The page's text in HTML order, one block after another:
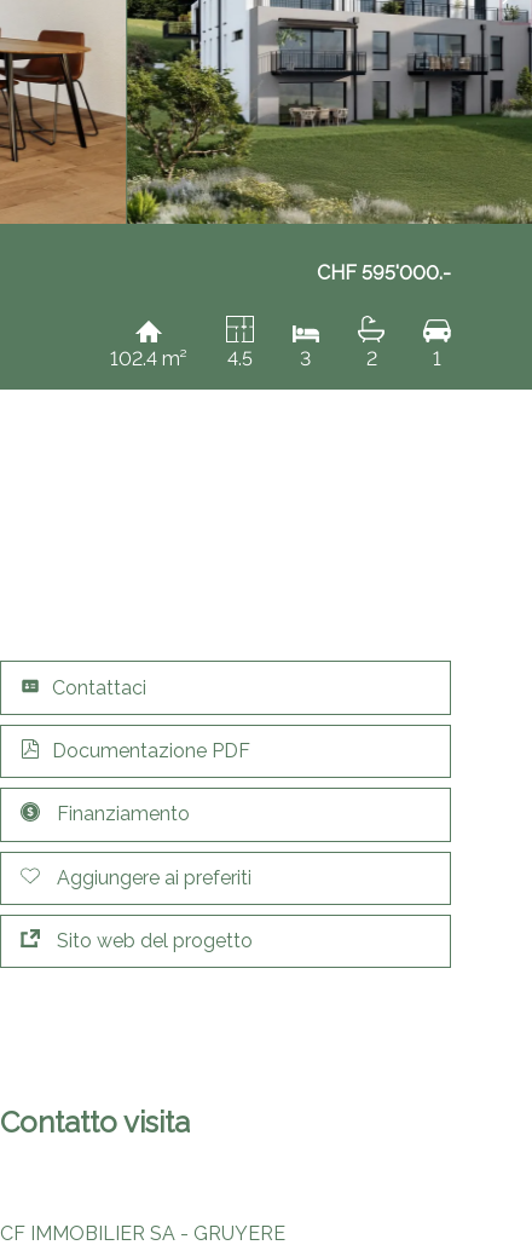
CHF 595'000.-
102.4 m² 4.5 3 2 1
Contattaci
Documentazione PDF
Finanziamento
Aggiungere ai preferiti
Sito web del progetto
Contatto visita
CF IMMOBILIER SA - GRUYERE